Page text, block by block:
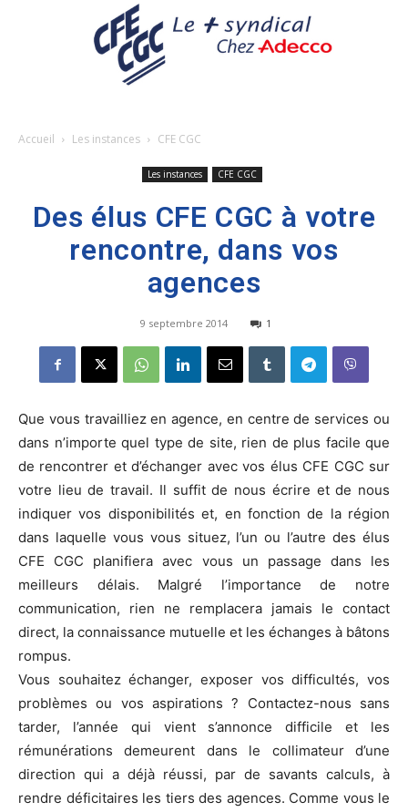
Accueil Les instances CFE CGC
Les instances CFE CGC
Des élus CFE CGC à votre
rencontre, dans vos
agences
9 septembre 2014 1
Que vous travailliez en agence, en centre de services ou
dans n’importe quel type de site, rien de plus facile que
de rencontrer et d’échanger avec vos élus CFE CGC sur
votre lieu de travail. Il suffit de nous écrire et de nous
indiquer vos disponibilités et, en fonction de la région
dans laquelle vous vous situez, l’un ou l’autre des élus
CFE CGC planifiera avec vous un passage dans les
meilleurs délais. Malgré l’importance de notre
communication, rien ne remplacera jamais le contact
direct, la connaissance mutuelle et les échanges à bâtons
rompus.
Vous souhaitez échanger, exposer vos difficultés, vos
problèmes ou vos aspirations ? Contactez-nous sans
tarder, l’année qui vient s’annonce difficile et les
rémunérations demeurent dans le collimateur d’une
direction qui a déjà réussi, par de savants calculs, à
rendre déficitaires les tiers des agences. Comme vous le